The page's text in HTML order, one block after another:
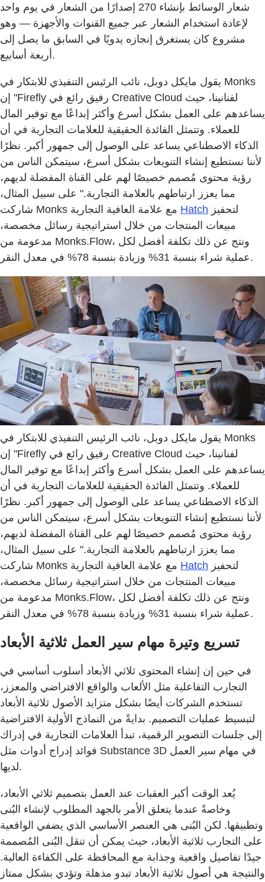
شعار الوسائط بإنشاء 270 إصدارًا من الشعار في يوم واحد
لإعادة استخدام الشعار عبر جميع القنوات والأجهزة — وهو
مشروع كان يستغرق إنجازه يدويًا في السابق ما يصل إلى
أربعة أسابيع.
يقول مايكل دوبل، نائب الرئيس التنفيذي للابتكار في Monks
إن "Firefly رفيق رائع في Creative Cloud لفنانينا، حيث
يساعدهم على العمل بشكل أسرع وأكثر إبداعًا مع توفير المال
للعملاء. وتتمثل الفائدة الحقيقية للعلامات التجارية في أن
الذكاء الاصطناعي يساعد على الوصول إلى جمهور أكبر. نظرًا
لأننا نستطيع إنشاء التنويعات بشكل أسرع، سيتمكن الناس من
رؤية محتوى مُصمم خصيصًا لهم على القناة المفضلة لديهم،
مما يعزز ارتباطهم بالعلامة التجارية." على سبيل المثال،
Hatch
مبيعات المنتجات من خلال استراتيجية رسائل مخصصة،
مدعومة من Monks.Flow، ونتج عن ذلك تكلفة أفضل لكل
عملية شراء بنسبة 31% وزيادة بنسبة 78% في معدل النقر.
يقول مايكل دوبل، نائب الرئيس التنفيذي للابتكار في Monks
إن "Firefly رفيق رائع في Creative Cloud لفنانينا، حيث
يساعدهم على العمل بشكل أسرع وأكثر إبداعًا مع توفير المال
للعملاء. وتتمثل الفائدة الحقيقية للعلامات التجارية في أن
الذكاء الاصطناعي يساعد على الوصول إلى جمهور أكبر. نظرًا
لأننا نستطيع إنشاء التنويعات بشكل أسرع، سيتمكن الناس من
رؤية محتوى مُصمم خصيصًا لهم على القناة المفضلة لديهم،
مما يعزز ارتباطهم بالعلامة التجارية." على سبيل المثال،
Hatch
مبيعات المنتجات من خلال استراتيجية رسائل مخصصة،
مدعومة من Monks.Flow، ونتج عن ذلك تكلفة أفضل لكل
عملية شراء بنسبة 31% وزيادة بنسبة 78% في معدل النقر.
تسريع وتيرة مهام سير العمل ثلاثية الأبعاد
في حين إن إنشاء المحتوى ثلاثي الأبعاد أسلوب أساسي في
التجارب التفاعلية مثل الألعاب والواقع الافتراضي والمعزز،
تستخدم الشركات أيضًا بشكل متزايد الأصول ثلاثية الأبعاد
لتبسيط عمليات التصميم. بدايةً من النماذج الأولية الافتراضية
إلى جلسات التصوير الرقمية، تبدأ العلامات التجارية في إدراك
فوائد إدراج أدوات مثل Substance 3D في مهام سير العمل
لديها.
يُعد الوقت أكبر العقبات عند العمل بتصميم ثلاثي الأبعاد،
وخاصةً عندما يتعلق الأمر بالجهد المطلوب لإنشاء البُنى
وتطبيقها. لكن البُنى هي العنصر الأساسي الذي يضفي الواقعية
على التجارب ثلاثية الأبعاد، حيث يمكن أن تنقل البُنى المُصممة
جيدًا تفاصيل واقعية وجذابة مع المحافظة على الكفاءة العالية.
والنتيجة هي أصول ثلاثية الأبعاد تبدو مذهلة وتؤدي بشكل ممتاز